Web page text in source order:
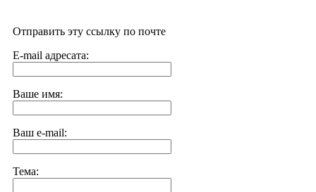
Отправить эту ссылку по почте
E-mail адресата:
Ваше имя:
Ваш e-mail:
Тема: